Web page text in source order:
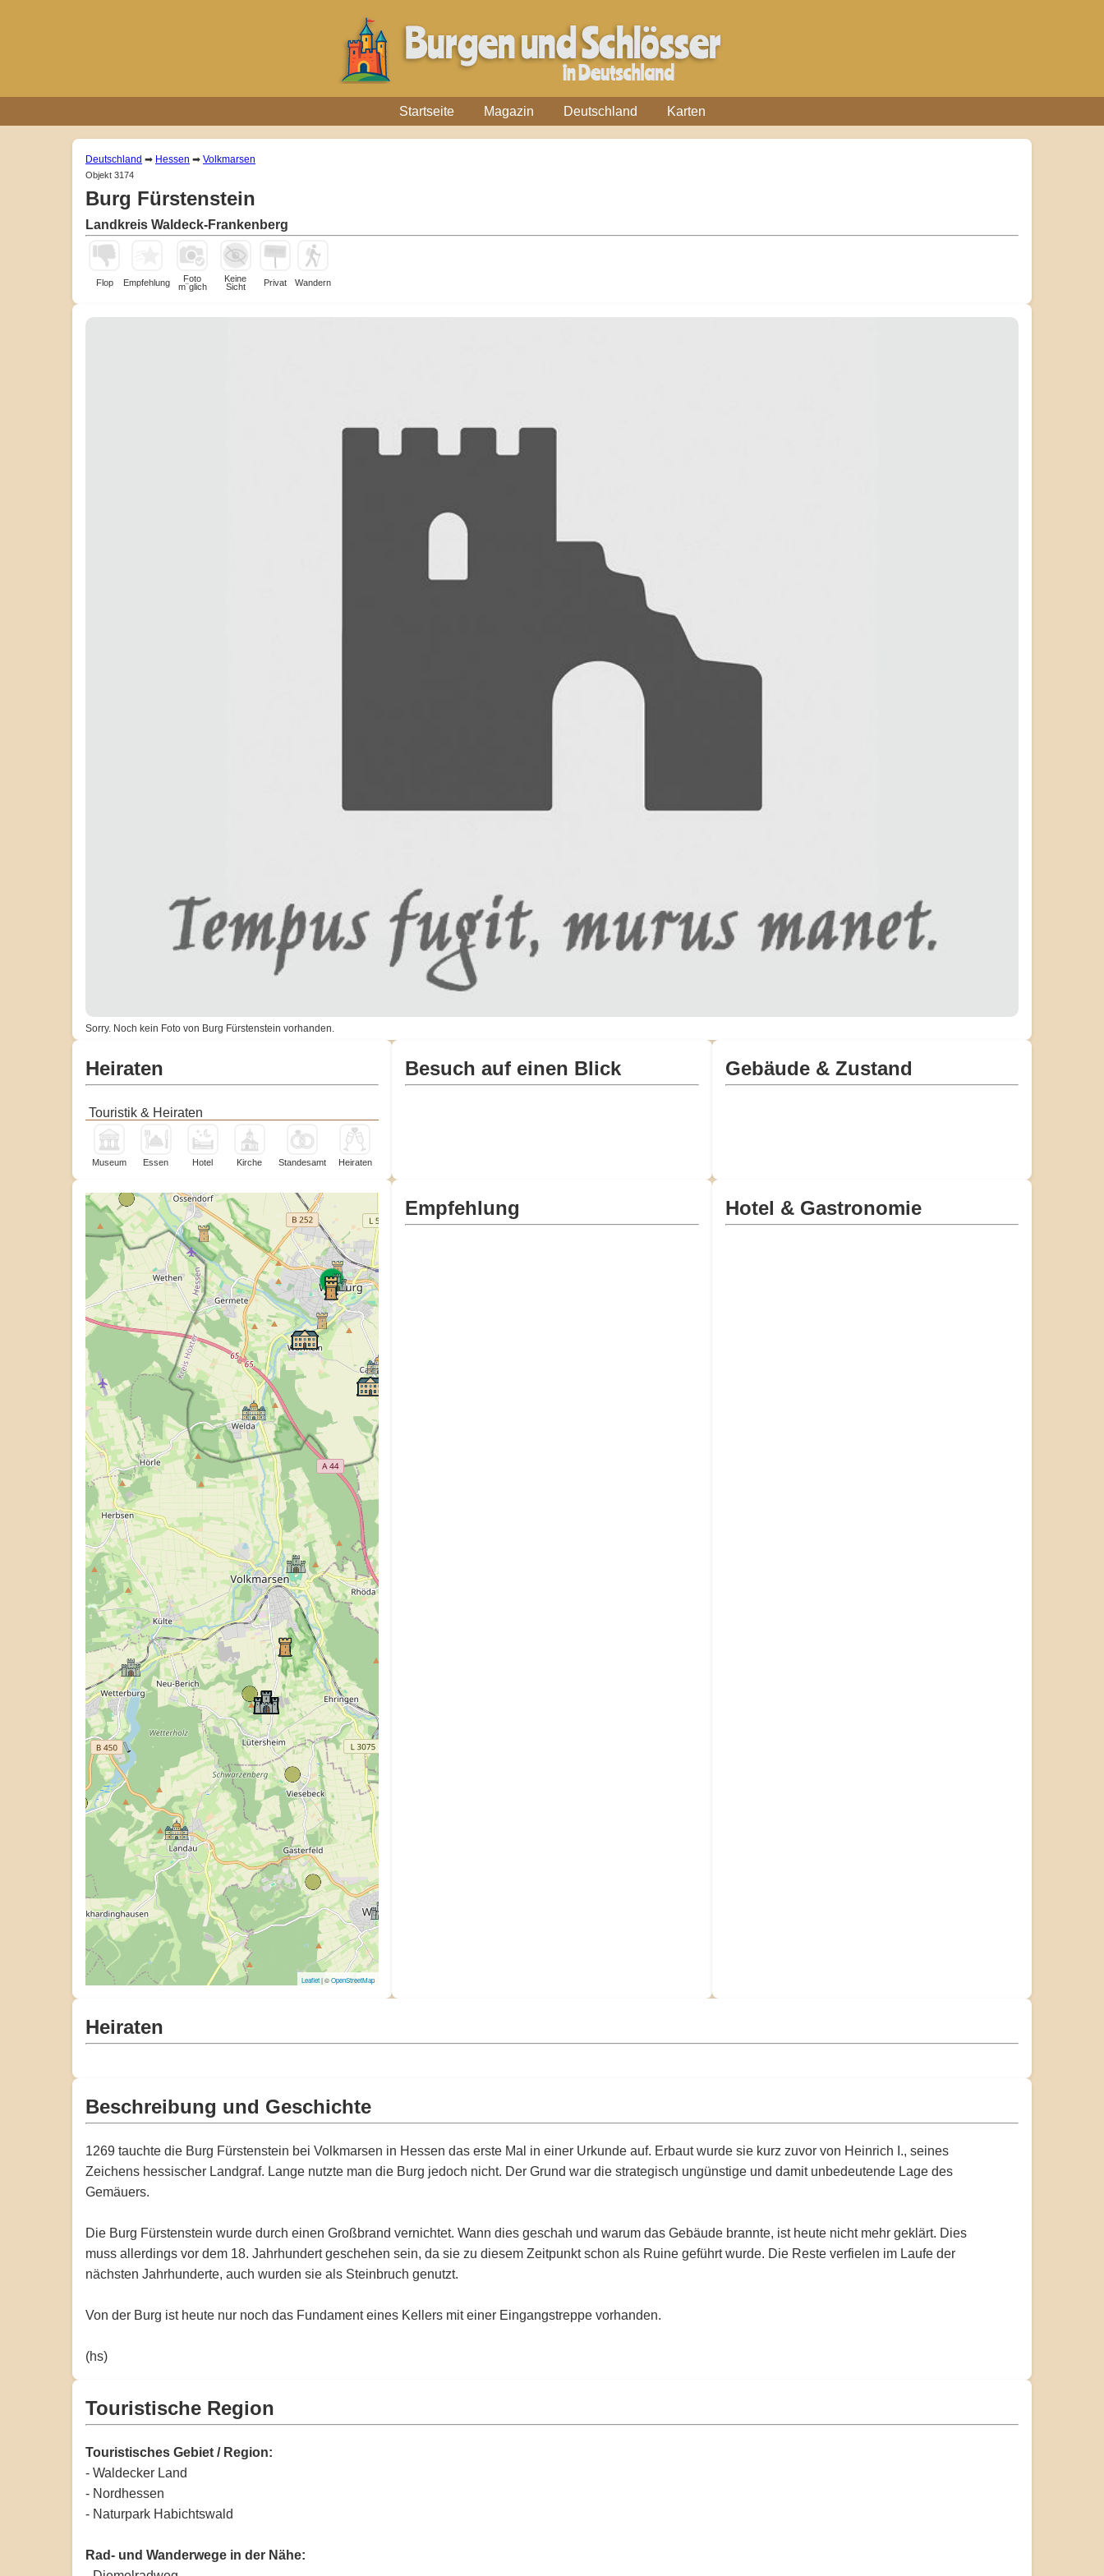
Startseite Magazin Deutschland Karten
Deutschland ➡ Hessen ➡ Volkmarsen
Objekt 3174
Burg Fürstenstein
Landkreis Waldeck-Frankenberg
Flop Empfehlung
Foto
m¨glich
Keine
Sicht
Privat Wandern
Sorry. Noch kein Foto von Burg Fürstenstein vorhanden.
Heiraten
Touristik & Heiraten
Museum Essen Hotel Kirche Standesamt Heiraten
Besuch auf einen Blick Gebäude & Zustand
Leaflet| ©OpenStreetMap
Empfehlung Hotel & Gastronomie
Heiraten
Beschreibung und Geschichte
1269 tauchte die Burg Fürstenstein bei Volkmarsen in Hessen das erste Mal in einer Urkunde auf. Erbaut wurde sie kurz zuvor von Heinrich I., seines
Zeichens hessischer Landgraf. Lange nutzte man die Burg jedoch nicht. Der Grund war die strategisch ungünstige und damit unbedeutende Lage des
Gemäuers.
Die Burg Fürstenstein wurde durch einen Großbrand vernichtet. Wann dies geschah und warum das Gebäude brannte, ist heute nicht mehr geklärt. Dies
muss allerdings vor dem 18. Jahrhundert geschehen sein, da sie zu diesem Zeitpunkt schon als Ruine geführt wurde. Die Reste verfielen im Laufe der
nächsten Jahrhunderte, auch wurden sie als Steinbruch genutzt.
Von der Burg ist heute nur noch das Fundament eines Kellers mit einer Eingangstreppe vorhanden.
(hs)
Touristische Region
Touristisches Gebiet / Region:
- Waldecker Land
- Nordhessen
- Naturpark Habichtswald
Rad- und Wanderwege in der Nähe: